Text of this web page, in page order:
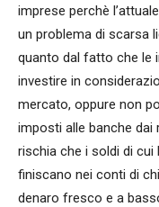
imprese perchè
un problema di scarsa
quanto dal fatto che le
investire in
mercato, oppure non
imposti alle banche dai
rischia che i soldi di
finiscano nei conti di
denaro fresco e a